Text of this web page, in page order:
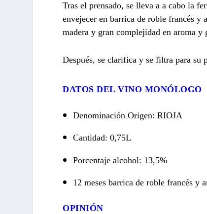
Tras el prensado, se lleva a a cabo la
envejecer en barrica de roble francés y
madera y gran complejidad en aroma y
Después, se clarifica y se filtra para su
DATOS DEL VINO MONÓLOGO
Denominación Origen: RIOJA
Cantidad: 0,75L
Porcentaje alcohol: 13,5%
12 meses barrica de roble francés y
OPINIÓN